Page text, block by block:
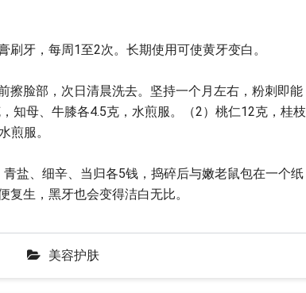
牙，每周1至2次。长期使用可使黄牙变白。
擦脸部，次日清晨洗去。坚持一个月左右，粉刺即能
知母、牛膝各4.5克，水煎服。（2）桃仁12克，桂枝
煎服。
盐、细辛、当归各5钱，捣碎后与嫩老鼠包在一个纸
生，黑牙也会变得洁白无比。
美容护肤